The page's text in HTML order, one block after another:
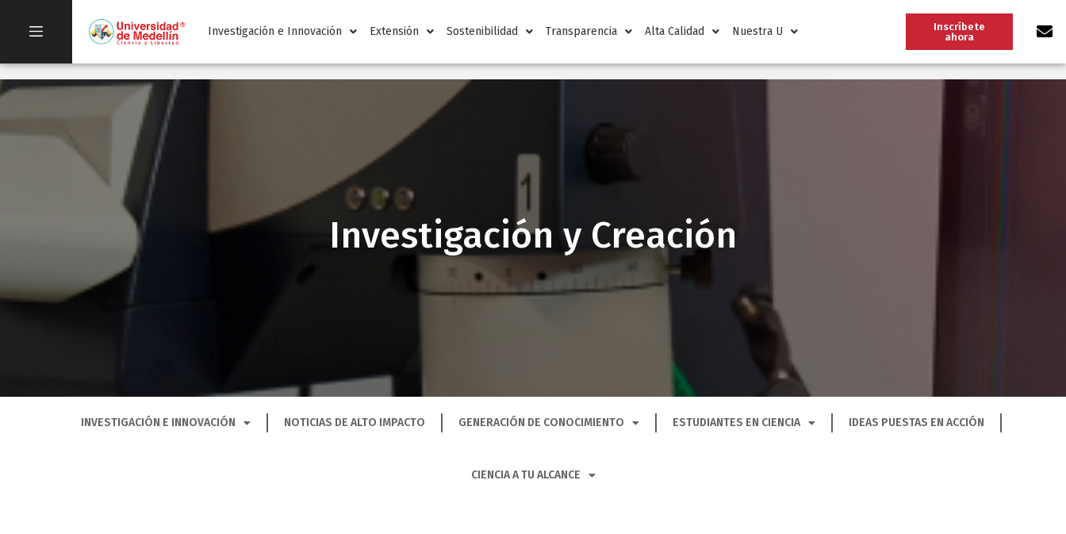
Investigación e Innovación Extensión Sostenibilidad Transparencia Alta Calidad Nuestra U
Inscríbete
ahora
Investigación y Creación
INVESTIGACIÓN E INNOVACIÓN NOTICIAS DE ALTO IMPACTO GENERACIÓN DE CONOCIMIENTO ESTUDIANTES EN CIENCIA IDEAS PUESTAS EN ACCIÓN
CIENCIA A TU ALCANCE